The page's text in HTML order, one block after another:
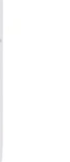
ile Ev
ev ve iş
bağlantı
360°
ve yapay zeka
görüşü ve kolay
Wi-Fi
ve Kullanım